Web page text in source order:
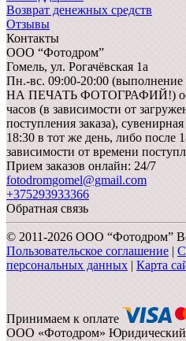
Возврат денежных средств
Отзывы
Контакты
ООО “Фотодром”
Гомель, ул. Рогачёвская 1а
Пн.-вс. 09:00-20:00
НА ПЕЧАТЬ ФОТОГРАФИЙ!)
часов (в зависимости от
поступления заказа),
18:30 в тот же день, либо после
зависимости от времени
Прием заказов онлайн: 24/7
fotodromgomel@gmail.com
+375293933366
Обратная связь
© 2011-2026 ООО “Фотодром”
Пользовательское соглашение |
персональных данных | Карта
Принимаем к оплате
ООО «Фотодром» Юридический